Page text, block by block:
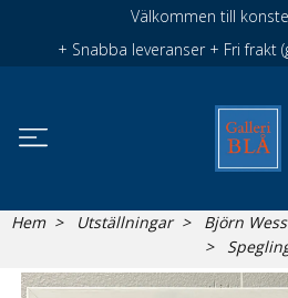
Välkommen till
+ Snabba leveranser + Fri frakt
Hem Utställningar
Björn